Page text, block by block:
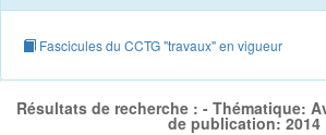
Fascicules du CCTG "travaux" en vigueur
Résultats de recherche : - Thématique:
de publication: 2014